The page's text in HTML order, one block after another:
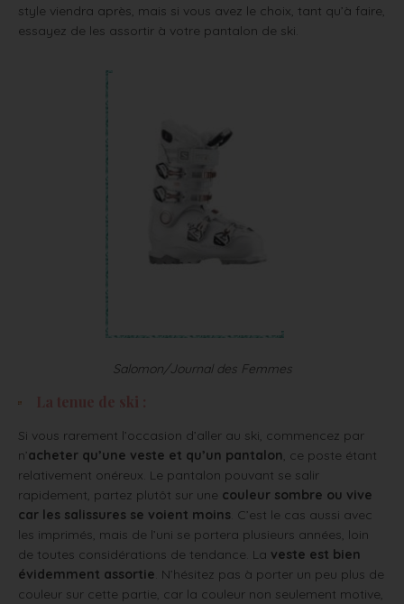
style viendra après, mais si vous avez le choix, tant qu’à faire,
essayez de les assortir à votre pantalon de ski.
Salomon/Journal des Femmes
Si vous rarement l’occasion d’aller au ski, commencez par
n’acheter qu’une veste et qu’un pantalon , ce poste étant
relativement onéreux. Le pantalon pouvant se salir
rapidement, partez plutôt sur une couleur sombre ou vive
car les salissures se voient moins . C’est le cas aussi avec
les imprimés, mais de l’uni se portera plusieurs années, loin
de toutes considérations de tendance. La veste est bien
évidemment assortie . N’hésitez pas à porter un peu plus de
couleur sur cette partie, car la couleur non seulement motive,